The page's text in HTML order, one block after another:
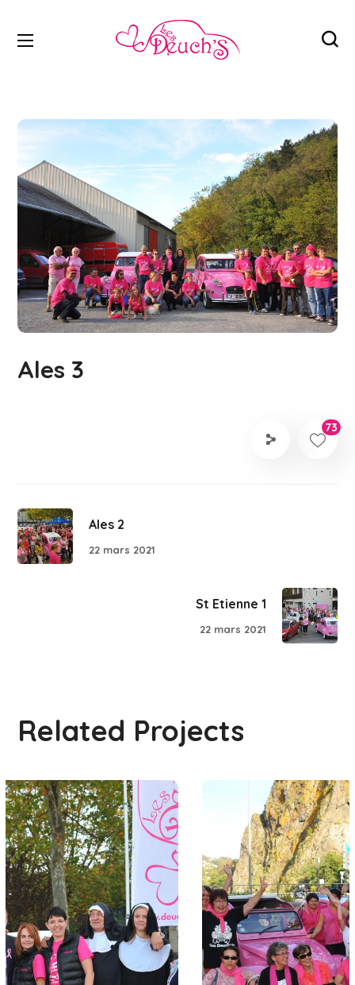
Ales 3
73
Ales 2
22 mars 2021
St Etienne 1
22 mars 2021
Related Projects